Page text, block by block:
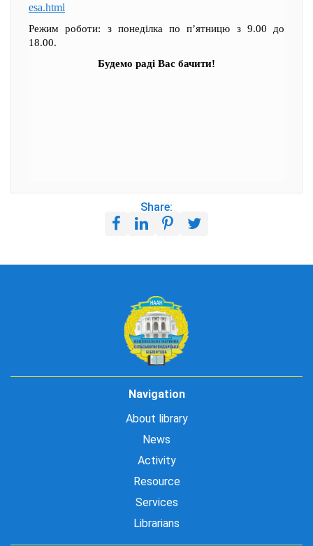
esa.html
Режим роботи: з понеділка по п’ятницю з 9.00 до
18.00.
Будемо раді Вас бачити!
Share:
Navigation
About library
News
Activity
Resource
Services
Librarians